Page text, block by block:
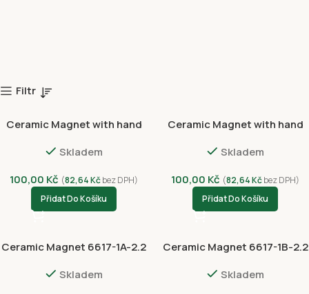
Filtr
Ceramic Magnet with hand
Skladem
100,00 Kč (82,64Kčbez DPH)
Přidat Do Košíku
Ceramic Magnet with hand
Skladem
100,00 Kč (82,64Kčbez DPH)
Přidat Do Košíku
Ceramic Magnet 6617-1A-2.2
Skladem
Ceramic Magnet 6617-1B-2.2
Skladem